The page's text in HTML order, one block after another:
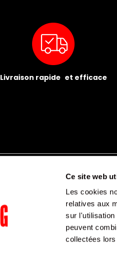
Ce site web
Les cookies
relatives aux
sur l'utilisation
peuvent
collectées
Livraison rapide et efficace